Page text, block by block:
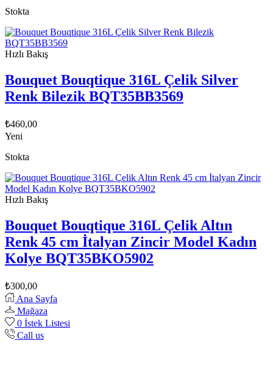
Stokta
Hızlı Bakış
Bouquet Bouqtique 316L Çelik Silver
Renk Bilezik BQT35BB3569
₺460,00
Yeni
Stokta
Hızlı Bakış
Bouquet Bouqtique 316L Çelik Altın
Renk 45 cm İtalyan Zincir Model Kadın
Kolye BQT35BKO5902
₺300,00
Ana Sayfa
Mağaza
0 İstek Listesi
Call us